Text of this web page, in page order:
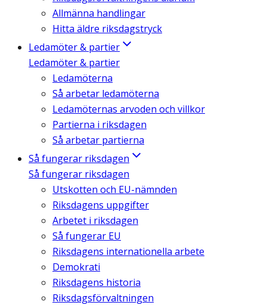
Allmänna handlingar
Hitta äldre riksdagstryck
Ledamöter & partier
Ledamöter & partier
Ledamöterna
Så arbetar ledamöterna
Ledamöternas arvoden och villkor
Partierna i riksdagen
Så arbetar partierna
Så fungerar riksdagen
Så fungerar riksdagen
Utskotten och EU-nämnden
Riksdagens uppgifter
Arbetet i riksdagen
Så fungerar EU
Riksdagens internationella arbete
Demokrati
Riksdagens historia
Riksdagsförvaltningen